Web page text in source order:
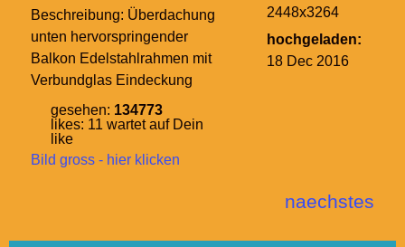
Beschreibung: Überdachung
unten hervorspringender
Balkon Edelstahlrahmen mit
Verbundglas Eindeckung
gesehen: 134773
likes: 11 wartet auf Dein
like
Bild gross - hier klicken
2448x3264
hochgeladen:
18 Dec 2016
naechstes